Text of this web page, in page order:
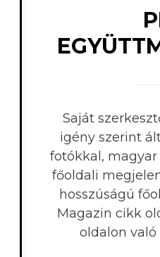
Saját
igény szerint
fotókkal,
főoldali
hosszúságú
Magazin cikk
oldalon való